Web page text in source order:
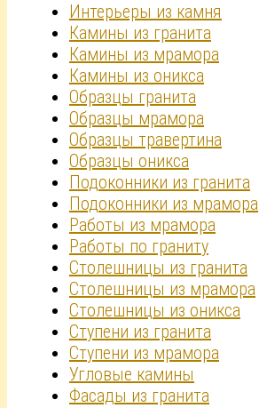
Интерьеры из камня
Камины из гранита
Камины из мрамора
Камины из оникса
Образцы гранита
Образцы мрамора
Образцы травертина
Образцы оникса
Подоконники из гранита
Подоконники из мрамора
Работы из мрамора
Работы по граниту
Столешницы из гранита
Столешницы из мрамора
Столешницы из оникса
Ступени из гранита
Ступени из мрамора
Угловые камины
Фасады из гранита